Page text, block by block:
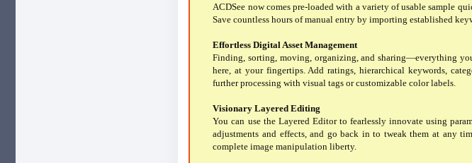
ACDSee now comes pre-loaded with a variety of usable sample
Save countless hours of manual entry by importing established
Effortless Digital Asset Management
Finding, sorting, moving, organizing, and sharing—everything
here, at your fingertips. Add ratings, hierarchical keywords,
further processing with visual tags or customizable color labels.
Visionary Layered Editing
You can use the Layered Editor to fearlessly innovate using
adjustments and effects, and go back in to tweak them at any
complete image manipulation liberty.